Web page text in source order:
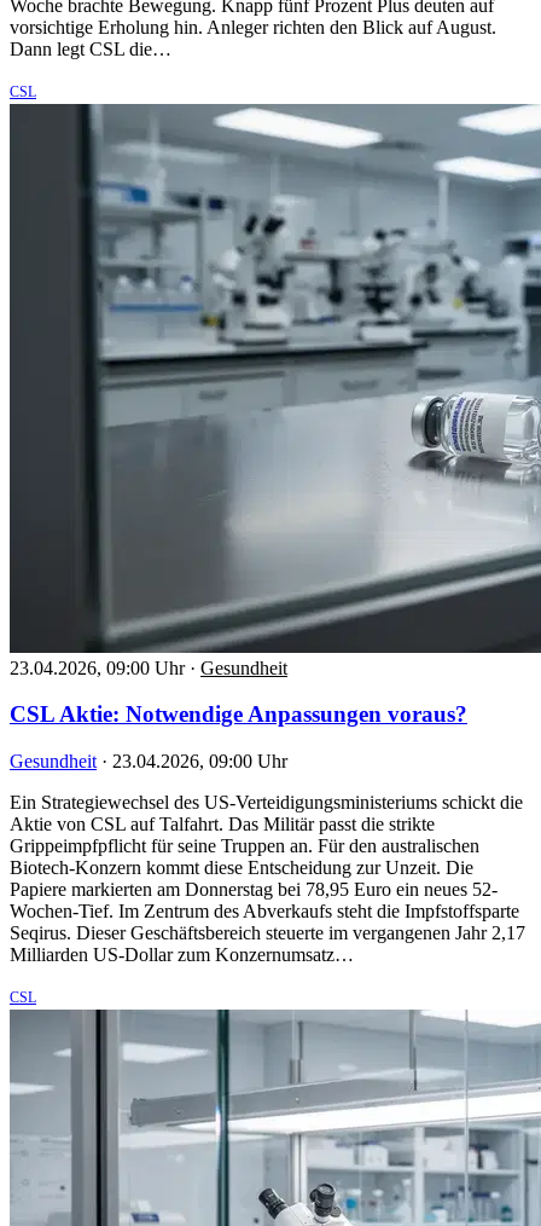
Woche brachte Bewegung. Knapp fünf Prozent Plus deuten auf
vorsichtige Erholung hin. Anleger richten den Blick auf August.
Dann legt CSL die…
CSL
23.04.2026, 09:00 Uhr · Gesundheit
CSL Aktie: Notwendige Anpassungen voraus?
Gesundheit · 23.04.2026, 09:00 Uhr
Ein Strategiewechsel des US-Verteidigungsministeriums schickt die
Aktie von CSL auf Talfahrt. Das Militär passt die strikte
Grippeimpfpflicht für seine Truppen an. Für den australischen
Biotech-Konzern kommt diese Entscheidung zur Unzeit. Die
Papiere markierten am Donnerstag bei 78,95 Euro ein neues 52-
Wochen-Tief. Im Zentrum des Abverkaufs steht die Impfstoffsparte
Seqirus. Dieser Geschäftsbereich steuerte im vergangenen Jahr 2,17
Milliarden US-Dollar zum Konzernumsatz…
CSL